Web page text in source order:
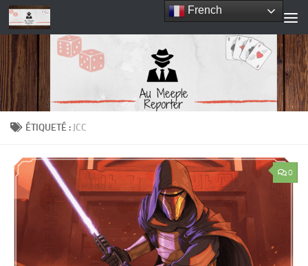
Skip to content
ÉTIQUETÉ : JCC
0
French